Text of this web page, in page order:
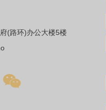
(路环)办公大楼5楼